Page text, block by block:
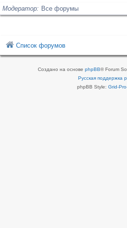
Модератор
Все форумы
Список форумов
Создано на основе phpBB® Forum
Русская поддержка
phpBB Style: Grid-